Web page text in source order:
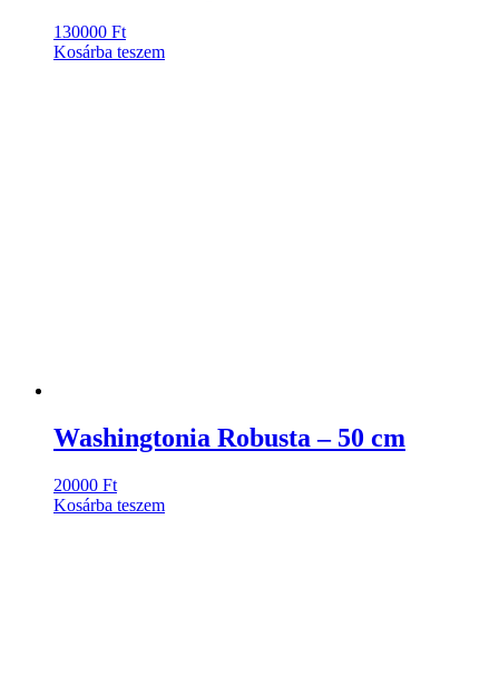
130000 Ft
Kosárba teszem
Washingtonia Robusta – 50 cm
20000 Ft
Kosárba teszem